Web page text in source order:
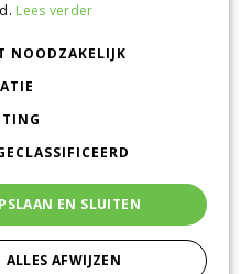
Lees verder
NOODZAKELIJK
EN SLUITEN
ALLES AFWIJZEN